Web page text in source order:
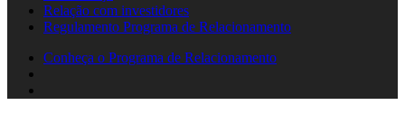
Relação com investidores
Regulamento Programa de Relacionamento
Conheça o Programa de Relacionamento